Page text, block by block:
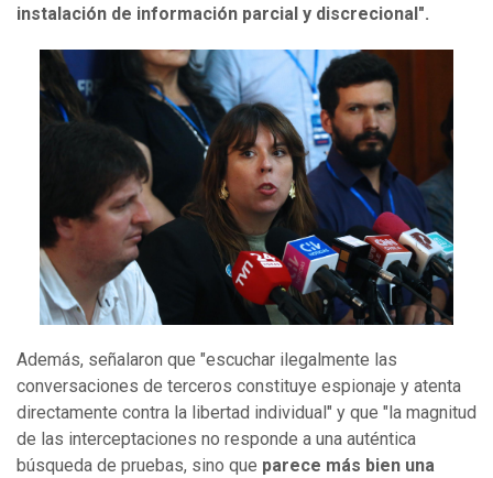
instalación de información parcial y discrecional".
Además, señalaron que "escuchar ilegalmente las
conversaciones de terceros constituye espionaje y atenta
directamente contra la libertad individual" y que "la magnitud
de las interceptaciones no responde a una auténtica
búsqueda de pruebas, sino que parece más bien una